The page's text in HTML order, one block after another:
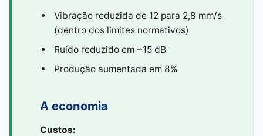
Vibração reduzida de 12 para 2,8 mm/s
(dentro dos limites normativos)
Ruído reduzido em ~15 dB
Produção aumentada em 8%
A economia
Custos: